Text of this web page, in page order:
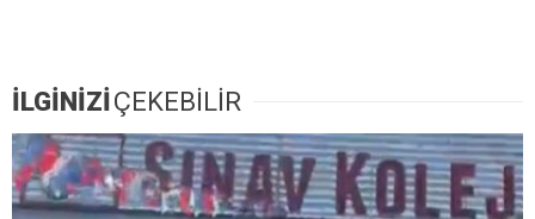
İLGİNİZİÇEKEBİLİR